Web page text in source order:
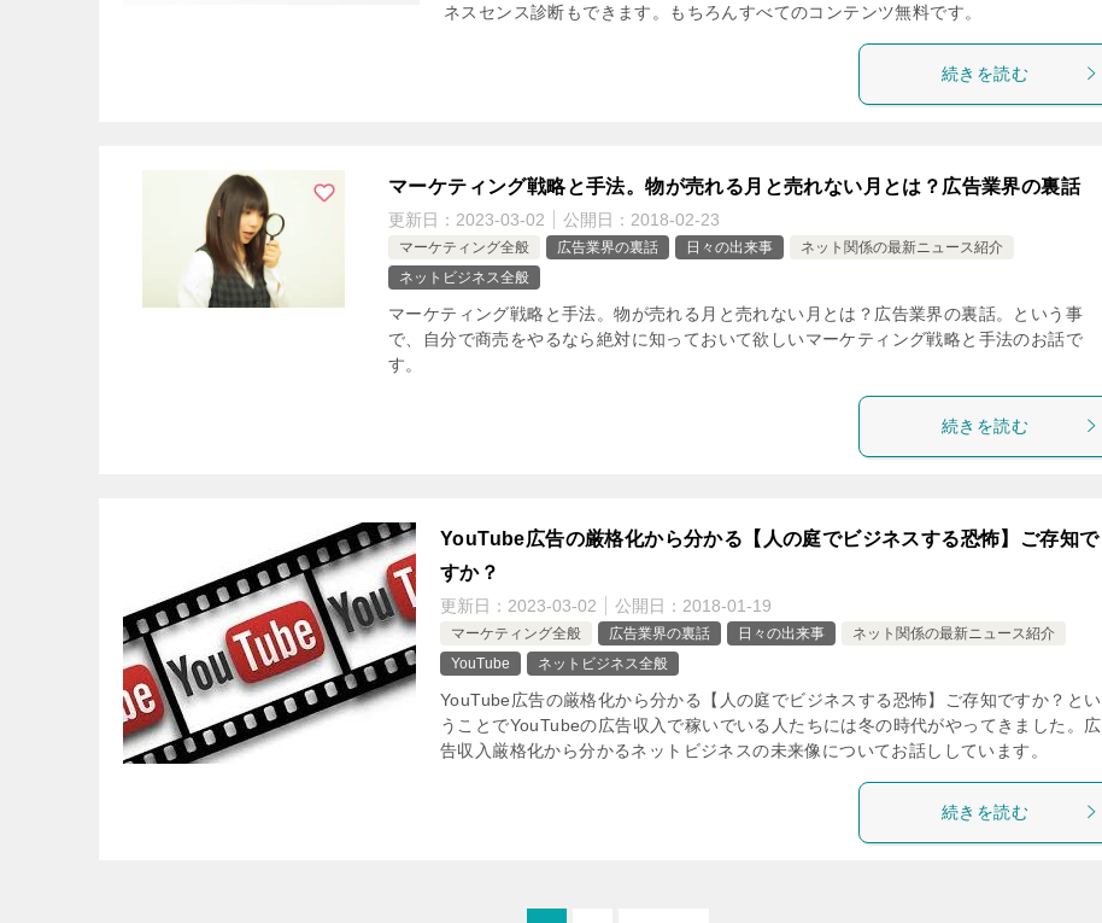
ネスセンス診断もできます。もちろんすべてのコンテンツ無料です。
続きを読む
マーケティング戦略と手法。物が売れる月と売れない月とは？広告業界の裏話
更新日： 2023-03-02 公開日： 2018-02-23
マーケティング全般 広告業界の裏話 日々の出来事
ネット関係の最新ニュース紹介
ネットビジネス全般
マーケティング戦略と手法。物が売れる月と売れない月とは？広告業界の裏話。という事
で、自分で商売をやるなら絶対に知っておいて欲しいマーケティング戦略と手法のお話で
す。
続きを読む
YouTube広告の厳格化から分かる【人の庭でビジネスする恐怖】ご存知で
すか？
更新日： 2023-03-02 公開日： 2018-01-19
マーケティング全般 広告業界の裏話 日々の出来事
ネット関係の最新ニュース紹介
YouTube
ネットビジネス全般
YouTube広告の厳格化から分かる【人の庭でビジネスする恐怖】ご存知ですか？とい
うことでYouTubeの広告収入で稼いでいる人たちには冬の時代がやってきました。広
告収入厳格化から分かるネットビジネスの未来像についてお話ししています。
続きを読む